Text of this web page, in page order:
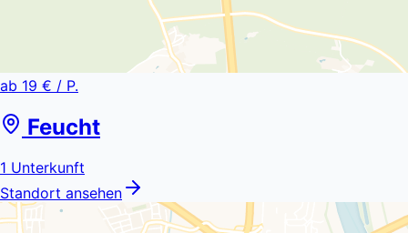
ab 19 € / P.
Feucht
1 Unterkunft
Standort ansehen